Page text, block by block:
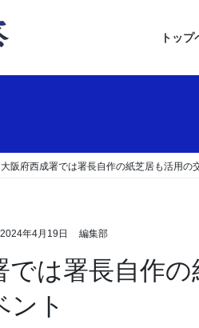
トップ
大阪府西成署では署長自作の紙芝居も活用の
2024年4月19日 編集部
ント